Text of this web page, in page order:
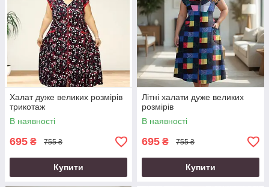
Халат дуже великих розмірів
трикотаж
В наявності
695 ₴ 755 ₴
Купити
Літні халати дуже великих
розмірів
В наявності
695 ₴ 755 ₴
Купити